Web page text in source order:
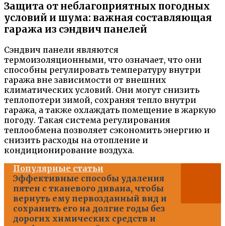
Защита от неблагоприятных погодных
условий и шума: важная составляющая
гаража из сэндвич панелей
Сэндвич панели являются
термоизоляционными, что означает, что они
способны регулировать температуру внутри
гаража вне зависимости от внешних
климатических условий. Они могут снизить
теплопотери зимой, сохраняя тепло внутри
гаража, а также охлаждать помещение в жаркую
погоду. Такая система регулирования
теплообмена позволяет сэкономить энергию и
снизить расходы на отопление и
кондиционирование воздуха.
Популярные статьи
Эффективные способы удаления
пятен с тканевого дивана, чтобы
вернуть ему первозданный вид и
сохранить его на долгие годы без
дорогих химических средств и